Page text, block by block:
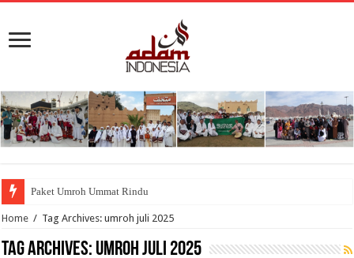
Paket Umroh Ummat Rindu
Home / Tag Archives: umroh juli 2025
Tag Archives: umroh juli 2025